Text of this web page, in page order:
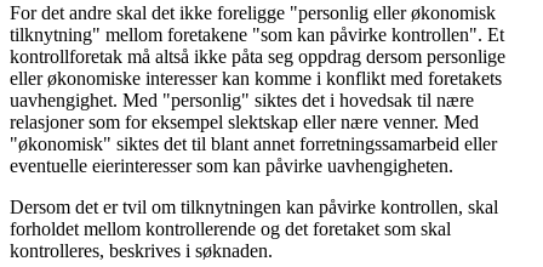
For det andre skal det ikke foreligge "personlig eller økonomisk
tilknytning" mellom foretakene "som kan påvirke kontrollen". Et
kontrollforetak må altså ikke påta seg oppdrag dersom personlige
eller økonomiske interesser kan komme i konflikt med foretakets
uavhengighet. Med "personlig" siktes det i hovedsak til nære
relasjoner som for eksempel slektskap eller nære venner. Med
"økonomisk" siktes det til blant annet forretningssamarbeid eller
eventuelle eierinteresser som kan påvirke uavhengigheten.
Dersom det er tvil om tilknytningen kan påvirke kontrollen, skal
forholdet mellom kontrollerende og det foretaket som skal
kontrolleres, beskrives i søknaden.